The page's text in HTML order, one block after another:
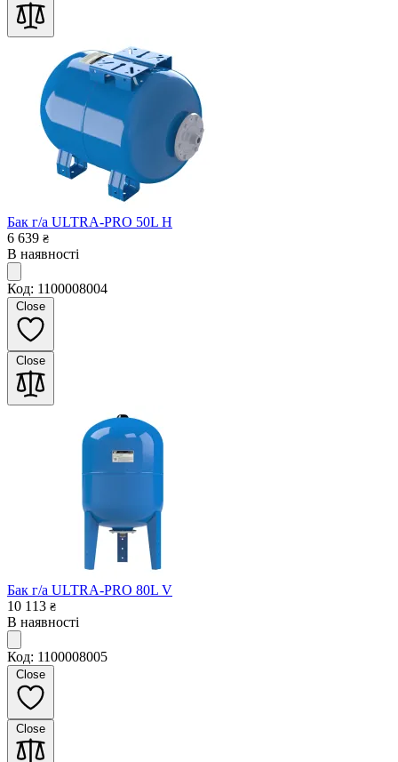
Бак г/а ULTRA-PRO 50L H
6 639 ₴
В наявності
Код: 1100008004
Close
Close
Бак г/а ULTRA-PRO 80L V
10 113 ₴
В наявності
Код: 1100008005
Close
Close